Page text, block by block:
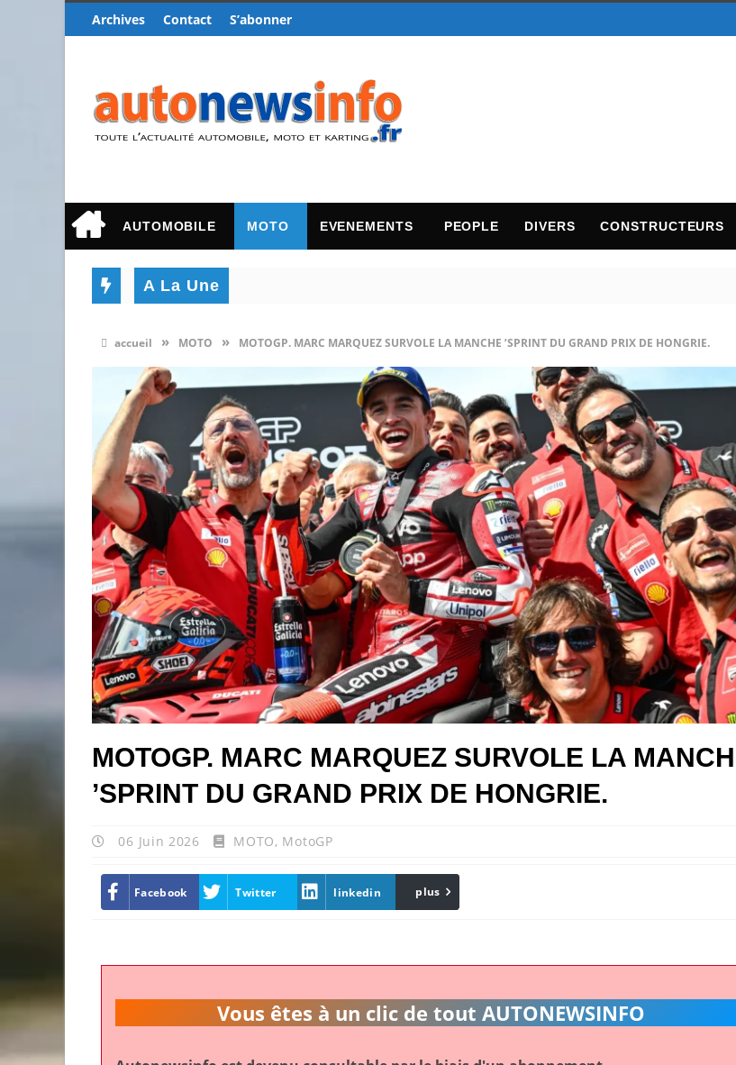
Archives Contact S’abonner
AUTOMOBILE MOTO EVENEMENTS PEOPLE DIVERS CONSTRUCTEURS
A La Une
accueil » MOTO » MOTOGP. MARC MARQUEZ SURVOLE LA MANCHE ’SPRINT DU GRAND PRIX DE HONGRIE.
MOTOGP. MARC MARQUEZ SURVOLE LA
’SPRINT DU GRAND PRIX DE HONGRIE.
06 Juin 2026 MOTO, MotoGP
Facebook Twitter linkedin Email
plus
Vous êtes à un clic de tout AUTONEWSINFO